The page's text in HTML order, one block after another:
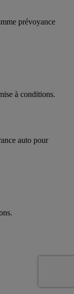
prévoyance
à conditions.
auto pour